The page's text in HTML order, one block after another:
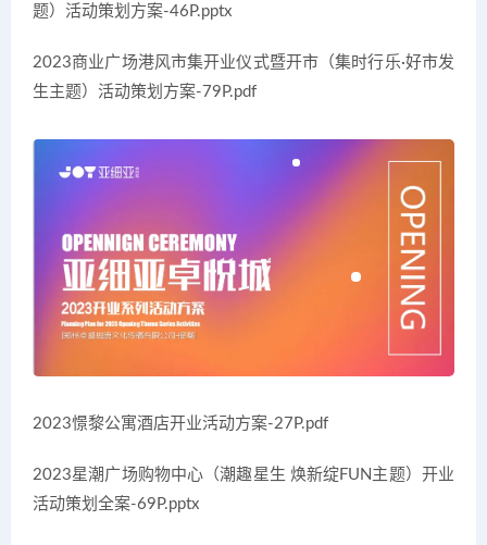
题）活动策划方案-46P.pptx
2023商业广场港风市集开业仪式暨开市（集时行乐·好市发
生主题）活动策划方案-79P.pdf
2023憬黎公寓酒店开业活动方案-27P.pdf
2023星潮广场购物中心（潮趣星生 焕新绽FUN主题）开业
活动策划全案-69P.pptx